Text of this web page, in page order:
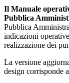
Il Manuale
Pubblica
Pubblica
indicazioni
realizzazione dei
La versione
design corrisponde